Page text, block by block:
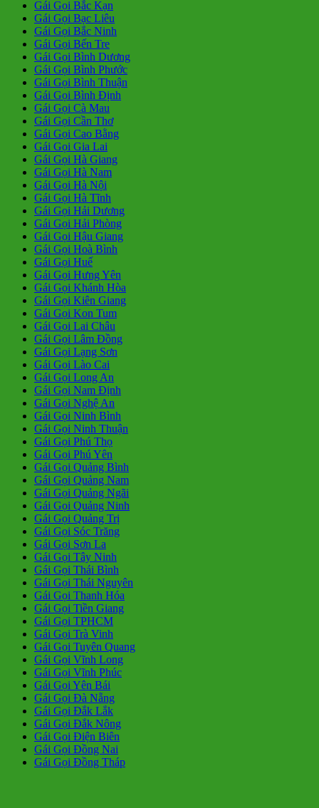
Gái Gọi Bắc Kạn
Gái Gọi Bạc Liêu
Gái Gọi Bắc Ninh
Gái Gọi Bến Tre
Gái Gọi Bình Dương
Gái Gọi Bình Phước
Gái Gọi Bình Thuận
Gái Gọi Bình Định
Gái Gọi Cà Mau
Gái Gọi Cần Thơ
Gái Gọi Cao Bằng
Gái Gọi Gia Lai
Gái Gọi Hà Giang
Gái Gọi Hà Nam
Gái Gọi Hà Nội
Gái Gọi Hà Tĩnh
Gái Gọi Hải Dương
Gái Gọi Hải Phòng
Gái Gọi Hậu Giang
Gái Gọi Hoà Bình
Gái Gọi Huế
Gái Gọi Hưng Yên
Gái Gọi Khánh Hòa
Gái Gọi Kiên Giang
Gái Gọi Kon Tum
Gái Gọi Lai Châu
Gái Gọi Lâm Đồng
Gái Gọi Lạng Sơn
Gái Gọi Lào Cai
Gái Gọi Long An
Gái Gọi Nam Định
Gái Gọi Nghệ An
Gái Gọi Ninh Bình
Gái Gọi Ninh Thuận
Gái Gọi Phú Thọ
Gái Gọi Phú Yên
Gái Gọi Quảng Bình
Gái Gọi Quảng Nam
Gái Gọi Quảng Ngãi
Gái Gọi Quảng Ninh
Gái Gọi Quảng Trị
Gái Gọi Sóc Trăng
Gái Gọi Sơn La
Gái Gọi Tây Ninh
Gái Gọi Thái Bình
Gái Gọi Thái Nguyên
Gái Gọi Thanh Hóa
Gái Gọi Tiền Giang
Gái Gọi TPHCM
Gái Gọi Trà Vinh
Gái Gọi Tuyên Quang
Gái Gọi Vĩnh Long
Gái Gọi Vĩnh Phúc
Gái Gọi Yên Bái
Gái Gọi Đà Nẵng
Gái Gọi Đắk Lắk
Gái Gọi Đắk Nông
Gái Gọi Điện Biên
Gái Gọi Đồng Nai
Gái Gọi Đồng Tháp